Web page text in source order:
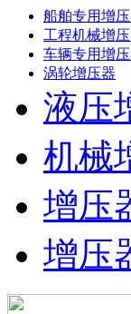
船舶专用增
工程机械增
车辆专用增
涡轮增压器
液压
机械
增压
增压